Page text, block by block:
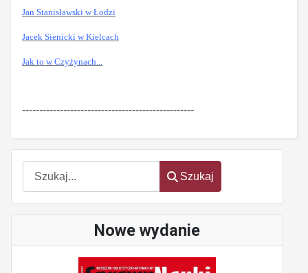
Szukaj
Szukaj
Nowe wydanie
Jan Stanisławski w Łodzi
Jacek Sienicki w Kielcach
Jak to w Czyżynach...
--------------------------------------------------